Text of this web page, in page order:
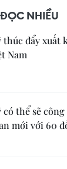
ĐỌC NHIỀU
thúc đẩy xuất
Nam
có thể sẽ
mới với 60